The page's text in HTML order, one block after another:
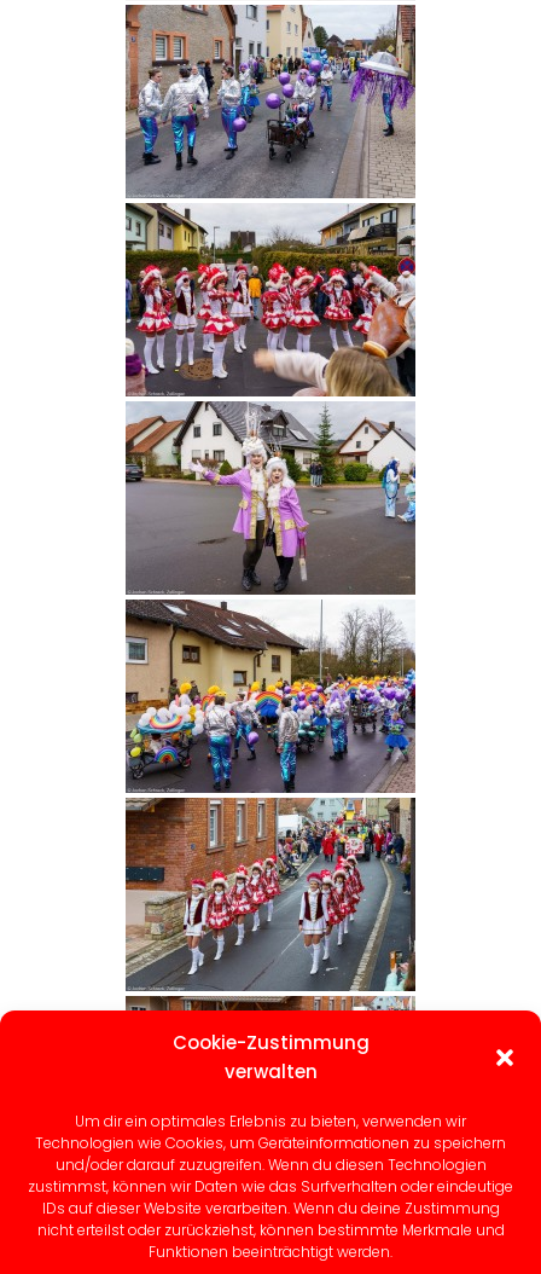
Cookie-Zustimmung
verwalten
Um dir ein optimales Erlebnis zu bieten, verwenden wir
Technologien wie Cookies, um Geräteinformationen zu speichern
und/oder darauf zuzugreifen. Wenn du diesen Technologien
zustimmst, können wir Daten wie das Surfverhalten oder eindeutige
IDs auf dieser Website verarbeiten. Wenn du deine Zustimmung
nicht erteilst oder zurückziehst, können bestimmte Merkmale und
Funktionen beeinträchtigt werden.
1 2 ... 4 ►